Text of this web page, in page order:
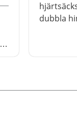
dubbla